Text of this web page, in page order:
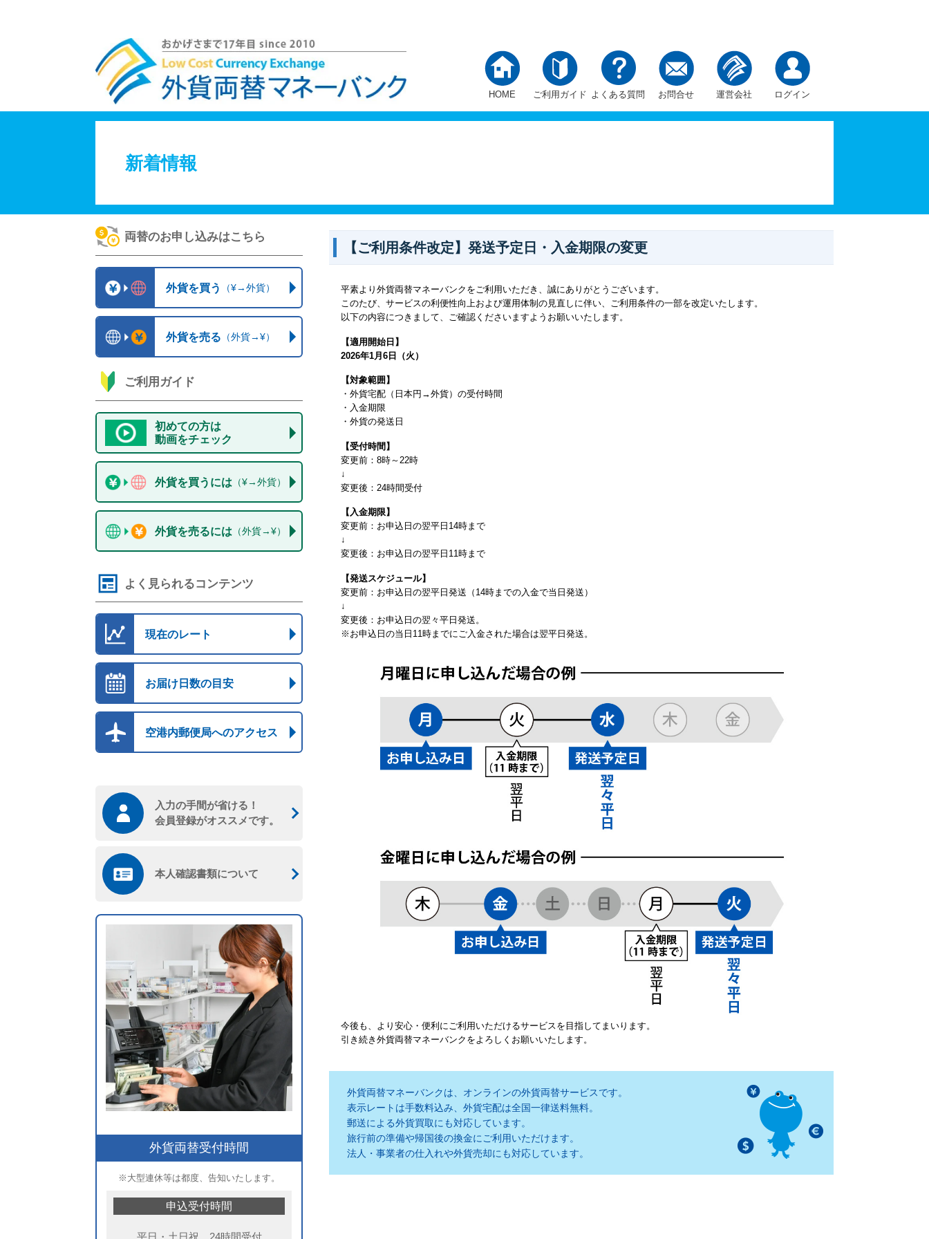
HOME ご利用ガイド よくある質問 お問合せ 運営会社 ログイン
新着情報
【ご利用条件改定】発送予定日・入金期限の変更
平素より外貨両替マネーバンクをご利用いただき、誠にありがとうございます。
このたび、サービスの利便性向上および運用体制の見直しに伴い、ご利用条件の一部を改定いたします。
以下の内容につきまして、ご確認くださいますようお願いいたします。
【適用開始日】
2026年1月6日（火）
【対象範囲】
・外貨宅配（日本円→外貨）の受付時間
・入金期限
・外貨の発送日
【受付時間】
変更前：8時～22時
↓
変更後：24時間受付
【入金期限】
変更前：お申込日の翌平日14時まで
↓
変更後：お申込日の翌平日11時まで
【発送スケジュール】
変更前：お申込日の翌平日発送（14時までの入金で当日発送）
↓
変更後：お申込日の翌々平日発送。
※お申込日の当日11時までにご入金された場合は翌平日発送。
今後も、より安心・便利にご利用いただけるサービスを目指してまいります。
引き続き外貨両替マネーバンクをよろしくお願いいたします。
外貨両替マネーバンクは、オンラインの外貨両替サービスです。
表示レートは手数料込み、外貨宅配は全国一律送料無料。
郵送による外貨買取にも対応しています。
旅行前の準備や帰国後の換金にご利用いただけます。
法人・事業者の仕入れや外貨売却にも対応しています。
両替のお申し込みはこちら
外貨を買う （¥→外貨）
外貨を売る （外貨→¥）
ご利用ガイド
初めての方は
動画をチェック
外貨を買うには （¥→外貨）
外貨を売るには （外貨→¥）
よく見られるコンテンツ
現在のレート
お届け日数の目安
空港内郵便局へのアクセス
入力の手間が省ける！
会員登録がオススメです。
本人確認書類について
外貨両替受付時間
※大型連休等は都度、告知いたします。
申込受付時間